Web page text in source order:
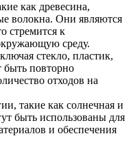
как древесина,
волокна. Они являются
стремится к
среду.
стекло, пластик,
быть повторно
отходов на
такие как солнечная и
быть использованы для
и обеспечения